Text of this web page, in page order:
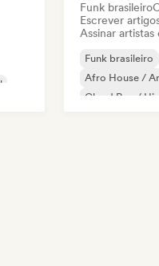
Funk brasileiro
Escrever
Assinar artistas
Funk brasileiro
Afro House /
Cloud Rap / Hip